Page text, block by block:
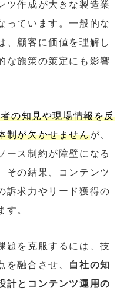
ツ作成が大きな製造業
っています。一般的な
、顧客に価値を理解し
な施策の策定にも影響
の知見や現場情報を反
制が欠かせませんが、
ース制約が障壁になる
その結果、コンテンツ
訴求力やリード獲得の
。
題を克服するには、技
融合させ、 自社の知
計とコンテンツ運用の